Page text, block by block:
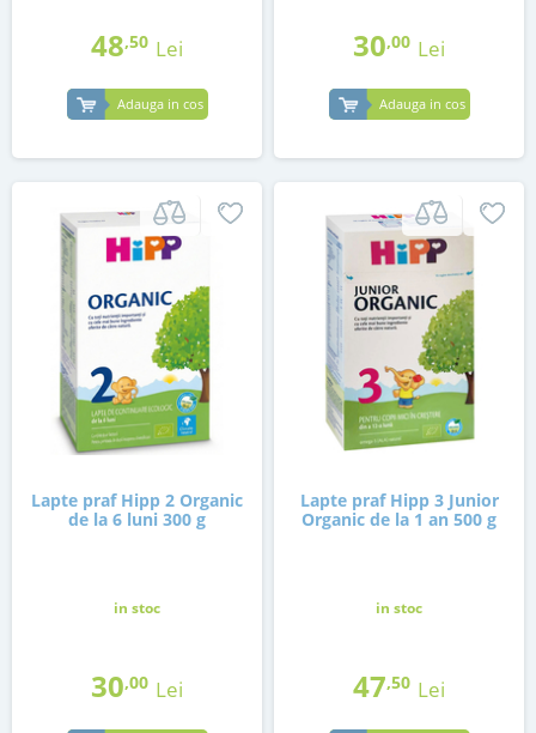
48,50 Lei
Adauga in cos
30,00 Lei
Adauga in cos
Lapte praf Hipp 2 Organic
de la 6 luni 300 g
in stoc
30,00 Lei
Lapte praf Hipp 3 Junior
Organic de la 1 an 500 g
in stoc
47,50 Lei